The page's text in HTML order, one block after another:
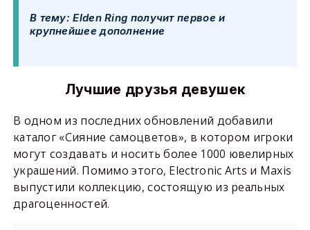
В тему: Elden Ring получит первое и
крупнейшее дополнение
Лучшие друзья девушек
В одном из последних обновлений добавили
каталог «Сияние самоцветов», в котором игроки
могут создавать и носить более 1000 ювелирных
украшений. Помимо этого, Electronic Arts и Maxis
выпустили коллекцию, состоящую из реальных
драгоценностей.